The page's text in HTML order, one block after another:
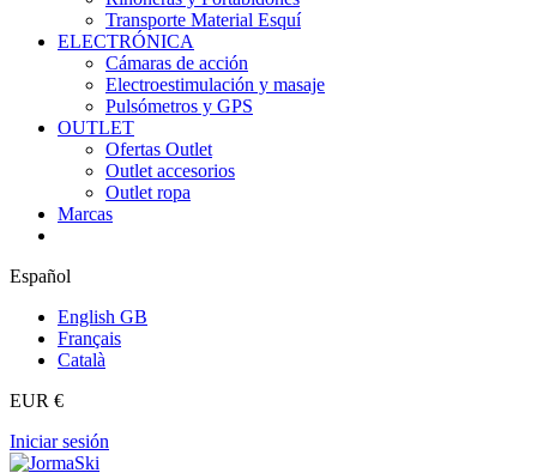
Transporte Material Esquí
ELECTRÓNICA
Cámaras de acción
Electroestimulación y masaje
Pulsómetros y GPS
OUTLET
Ofertas Outlet
Outlet accesorios
Outlet ropa
Marcas
Español
English GB
Français
Català
EUR €
Iniciar sesión